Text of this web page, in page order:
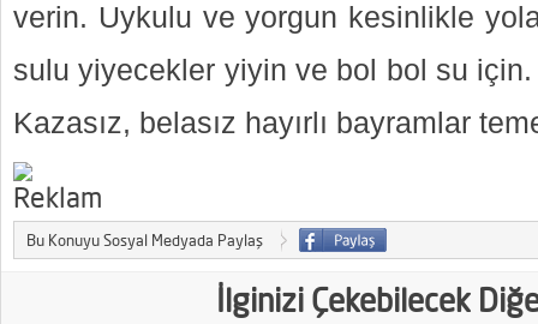
verin. Uykulu ve yorgun kesinlikle
sulu yiyecekler yiyin ve bol bol su için.
Kazasız, belasız hayırlı bayramlar
Bu Konuyu Sosyal Medyada Paylaş
İlginizi Çekebilecek